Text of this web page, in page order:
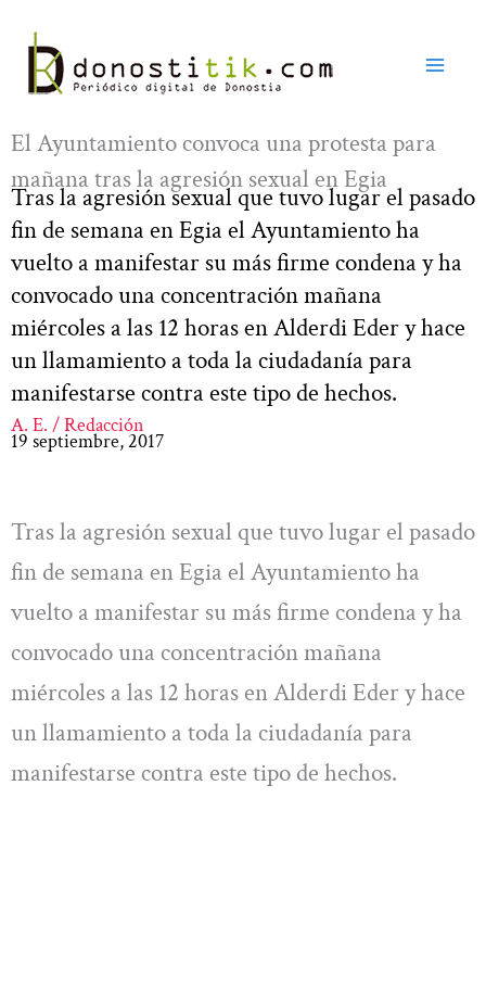
contenido
El Ayuntamiento convoca una protesta para
mañana tras la agresión sexual en Egia
Tras la agresión sexual que tuvo lugar el pasado
fin de semana en Egia el Ayuntamiento ha
vuelto a manifestar su más firme condena y ha
convocado una concentración mañana
miércoles a las 12 horas en Alderdi Eder y hace
un llamamiento a toda la ciudadanía para
manifestarse contra este tipo de hechos.
A. E. / Redacción
19 septiembre, 2017
Tras la agresión sexual que tuvo lugar el pasado
fin de semana en Egia el Ayuntamiento ha
vuelto a manifestar su más firme condena y ha
convocado una concentración mañana
miércoles a las 12 horas en Alderdi Eder y hace
un llamamiento a toda la ciudadanía para
manifestarse contra este tipo de hechos.